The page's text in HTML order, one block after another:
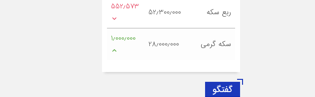
ربع سکه 52٫300٫000 552٫573
سکه گرمی 28٫000٫000 1٫000٫000
گفتگو